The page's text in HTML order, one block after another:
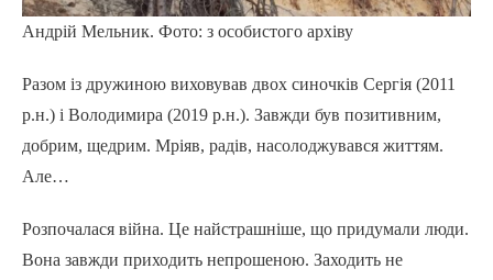
Андрій Мельник. Фото: з особистого архіву
Разом із дружиною виховував двох синочків Сергія (2011
р.н.) і Володимира (2019 р.н.). Завжди був позитивним,
добрим, щедрим. Мріяв, радів, насолоджувався життям.
Але…
Розпочалася війна. Це найстрашніше, що придумали люди.
Вона завжди приходить непрошеною. Заходить не